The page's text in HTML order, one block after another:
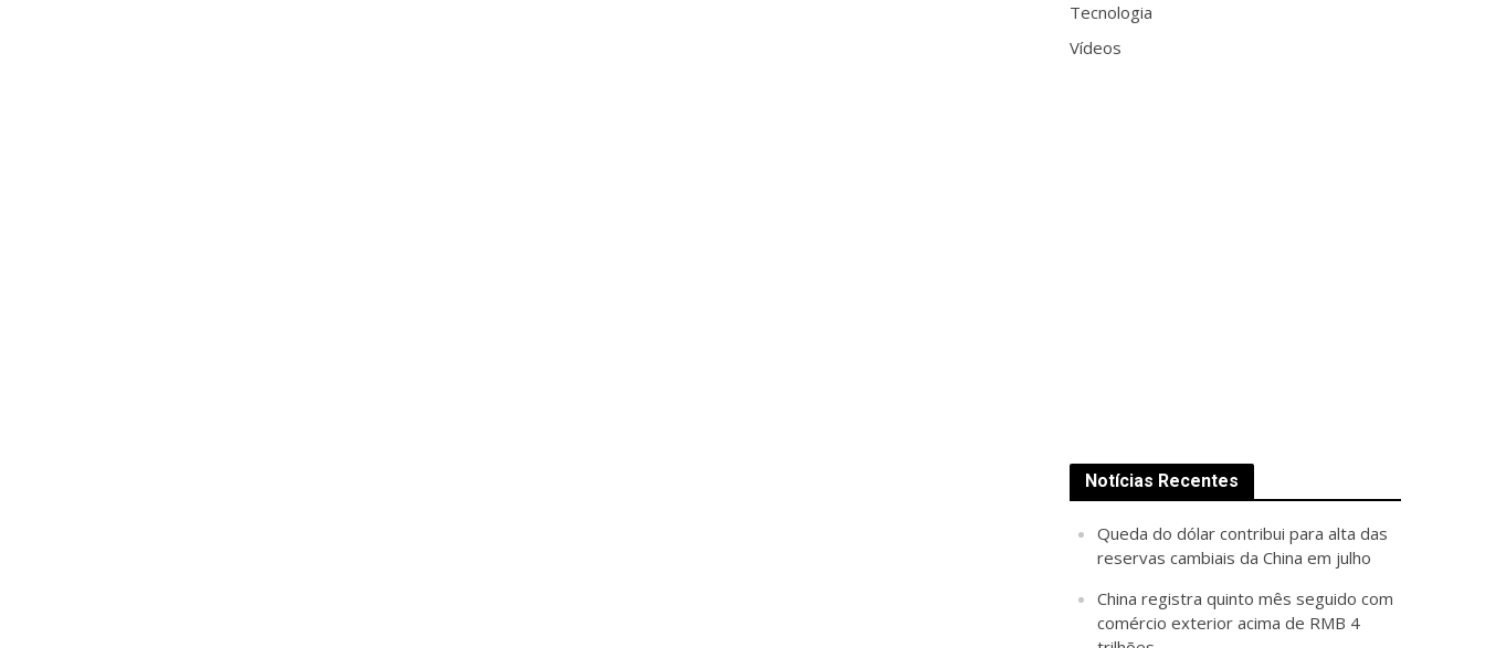
Tecnologia
Vídeos
Notícias Recentes
Queda do dólar contribui para alta das
reservas cambiais da China em julho
China registra quinto mês seguido com
comércio exterior acima de RMB 4